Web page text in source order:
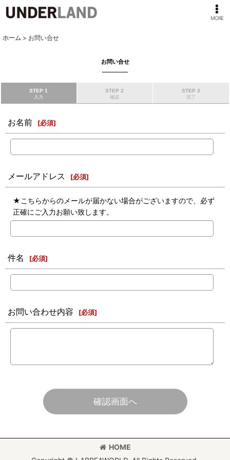
MORE
ホーム > お問い合せ
お問い合せ
STEP 1
入力
STEP 2
確認
STEP 3
完了
お名前 [必須]
メールアドレス [必須]
★こちらからのメールが届かない場合がございますので、必ず
正確にご入力お願い致します。
件名 [必須]
お問い合わせ内容 [必須]
確認画面へ
HOME